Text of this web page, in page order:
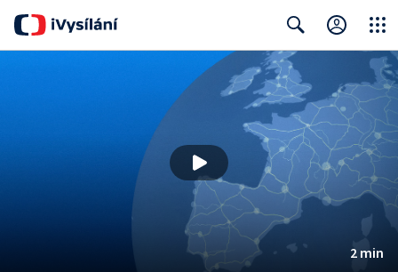
Search Close
2 min